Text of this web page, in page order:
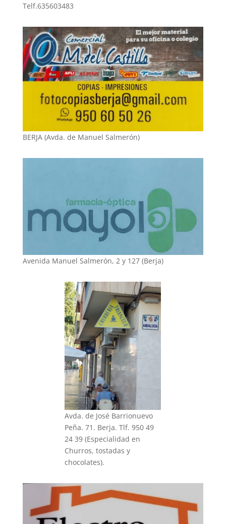
Telf.635603483
BERJA (Avda. de Manuel Salmerón)
Avenida Manuel Salmerón, 2 y 127 (Berja)
Avda. de José Barrionuevo
Peña. 71. Berja. Tlf. 950 49
24 39 (Especialidad en
Churros, tostadas y
chocolates).